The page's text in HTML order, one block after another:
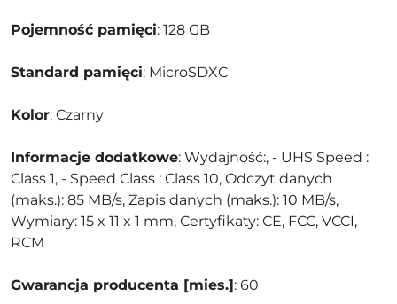
Pojemność pamięci: 128 GB
Standard pamięci: MicroSDXC
Kolor: Czarny
Informacje dodatkowe: Wydajność:, - UHS Speed :
Class 1, - Speed Class : Class 10, Odczyt danych
(maks.): 85 MB/s, Zapis danych (maks.): 10 MB/s,
Wymiary: 15 x 11 x 1 mm, Certyfikaty: CE, FCC, VCCI,
RCM
Gwarancja producenta [mies.]: 60